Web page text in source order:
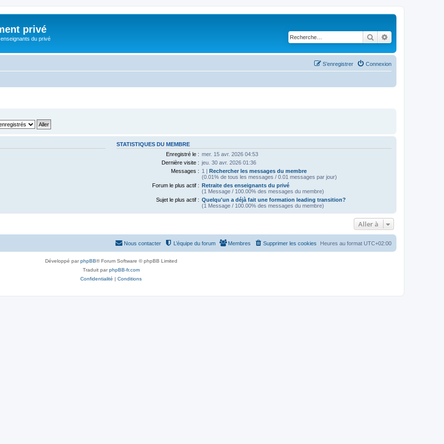
privé
du privé Rechercher
Connexion
S’enregistrer
STATISTIQUES DU MEMBRE
Enregistré le : mer. 15 avr. 2026 04:53
Dernière visite : jeu. 30 avr. 2026 01:36
Messages : 1 | Rechercher les messages du membre
(0.01% de tous les messages / 0.01 messages par jour)
Forum le plus actif : Retraite des enseignants du privé
(1 Message / 100.00% des messages du membre)
Sujet le plus actif : Quelqu'un a déjà fait une formation leading transition?
(1 Message / 100.00% des messages du membre)
Aller à
Heures au format UTC+02:00
Supprimer les cookies
Membres
L’équipe du forum
Nous contacter
Développé parphpBB® Forum Software © phpBB Limited
Traduit parphpBB-fr.com
Confidentialité | Conditions